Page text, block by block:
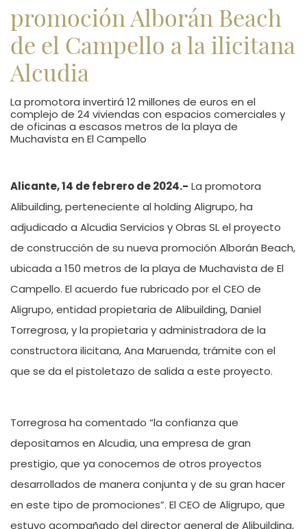
promoción Alborán Beach
de el Campello a la ilicitana
Alcudia
La promotora invertirá 12 millones de euros en el
complejo de 24 viviendas con espacios comerciales y
de oficinas a escasos metros de la playa de
Muchavista en El Campello
Alicante, 14 de febrero de 2024.- La promotora
Alibuilding, perteneciente al holding Aligrupo, ha
adjudicado a Alcudia Servicios y Obras SL el proyecto
de construcción de su nueva promoción Alborán Beach,
ubicada a 150 metros de la playa de Muchavista de El
Campello. El acuerdo fue rubricado por el CEO de
Aligrupo, entidad propietaria de Alibuilding, Daniel
Torregrosa, y la propietaria y administradora de la
constructora ilicitana, Ana Maruenda, trámite con el
que se da el pistoletazo de salida a este proyecto.
Torregrosa ha comentado “la confianza que
depositamos en Alcudia, una empresa de gran
prestigio, que ya conocemos de otros proyectos
desarrollados de manera conjunta y de su gran hacer
en este tipo de promociones”. El CEO de Aligrupo, que
estuvo acompañado del director general de Alibuilding,